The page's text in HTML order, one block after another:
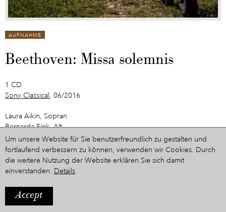
AUFNAHME
Beethoven: Missa solemnis
1 CD
Sony Classical , 06/2016
Laura Aikin, Sopran
Bernarda Fink, Alt
Johannes Chum, Tenor
Ruben Drole, Bass
Concentus Musicus Wien
Beethoven: Missa solemnis in D, op. 123
Um unsere Website für Sie benutzerfreundlich zu gestalten und
fortlaufend verbessern zu können, verwenden wir Cookies. Durch
die weitere Nutzung der Website erklären Sie sich damit
einverstanden. Details
Accept